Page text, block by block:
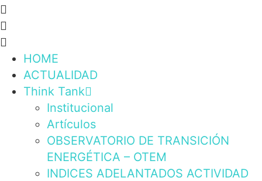
HOME
ACTUALIDAD
Think Tank
Institucional
Artículos
OBSERVATORIO DE TRANSICIÓN
ENERGÉTICA – OTEM
INDICES ADELANTADOS ACTIVIDAD